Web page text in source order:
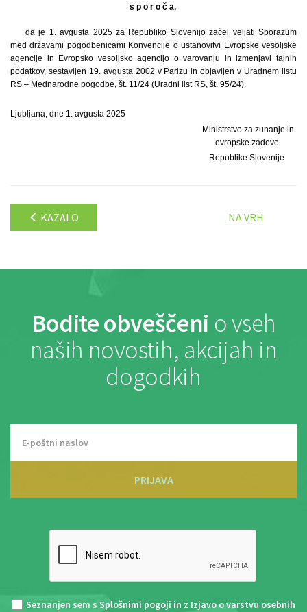
s p o r o č a,
da je 1. avgusta 2025 za Republiko Slovenijo začel veljati Sporazum
med državami pogodbenicami Konvencije o ustanovitvi Evropske vesoljske
agencije in Evropsko vesoljsko agencijo o varovanju in izmenjavi tajnih
podatkov, sestavljen 19. avgusta 2002 v Parizu in objavljen v Uradnem listu
RS – Mednarodne pogodbe, št. 11/24 (Uradni list RS, št. 95/24).
Ljubljana, dne 1. avgusta 2025
Ministrstvo za zunanje in
evropske zadeve
Republike Slovenije
KAZALO NA VRH
Bodite obveščeni o vseh
naših novostih, akcijah in
dogodkih
PRIJAVA
Seznanjen sem s Splošnimi pogoji in z Izjavo o varstvu osebnih